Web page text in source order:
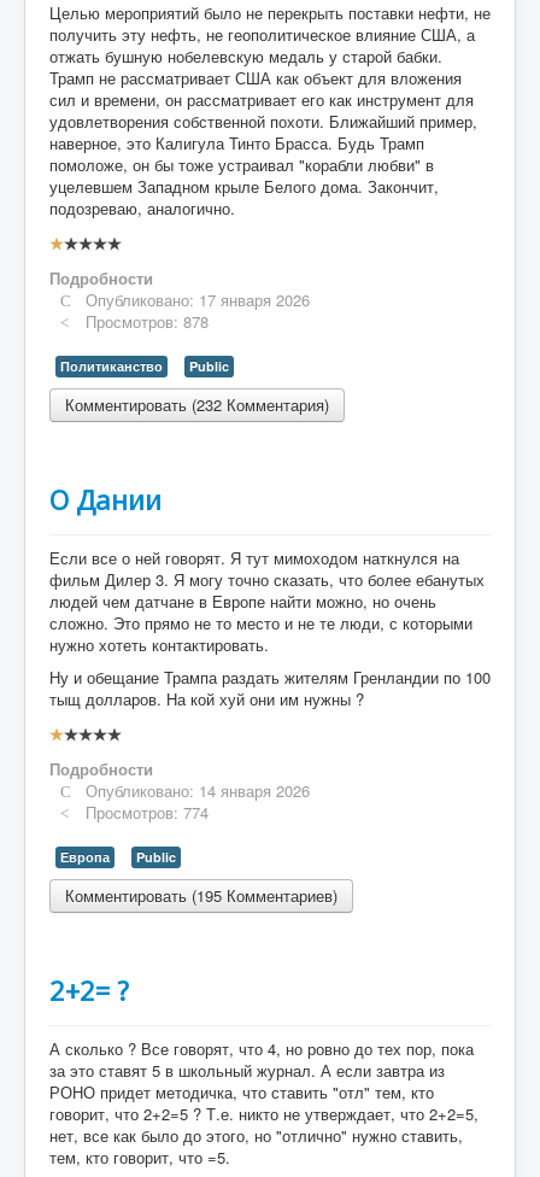
Целью мероприятий было не перекрыть поставки нефти, не
получить эту нефть, не геополитическое влияние США, а
отжать бушную нобелевскую медаль у старой бабки.
Трамп не рассматривает США как объект для вложения
сил и времени, он рассматривает его как инструмент для
удовлетворения собственной похоти. Ближайший пример,
наверное, это Калигула Тинто Брасса. Будь Трамп
помоложе, он бы тоже устраивал "корабли любви" в
уцелевшем Западном крыле Белого дома. Закончит,
подозреваю, аналогично.
Рейтинг:
Подробности
Опубликовано: 17 января 2026
Просмотров: 878
Политиканство Public
Комментировать (232 Комментария)
О Дании
Если все о ней говорят. Я тут мимоходом наткнулся на
фильм Дилер 3. Я могу точно сказать, что более ебанутых
людей чем датчане в Европе найти можно, но очень
сложно. Это прямо не то место и не те люди, с которыми
нужно хотеть контактировать.
Ну и обещание Трампа раздать жителям Гренландии по 100
тыщ долларов. На кой хуй они им нужны ?
Рейтинг:
Подробности
Опубликовано: 14 января 2026
Просмотров: 774
Европа Public
Комментировать (195 Комментариев)
2+2= ?
А сколько ? Все говорят, что 4, но ровно до тех пор, пока
за это ставят 5 в школьный журнал. А если завтра из
РОНО придет методичка, что ставить "отл" тем, кто
говорит, что 2+2=5 ? Т.е. никто не утверждает, что 2+2=5,
нет, все как было до этого, но "отлично" нужно ставить,
тем, кто говорит, что =5.